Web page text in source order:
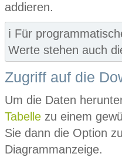
addieren.
ℹ️ Für
Werte stehen auch
Zugriff auf die
Um die Daten
Tabelle zu einem
Sie dann die Option
Diagrammanzeige.